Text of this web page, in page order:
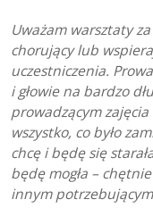
Uważam warsztaty
chorujący lub
uczestniczenia.
i głowie na bardzo
prowadzącym zajęcia
wszystko, co było
chcę i będę się
będę mogła –
innym